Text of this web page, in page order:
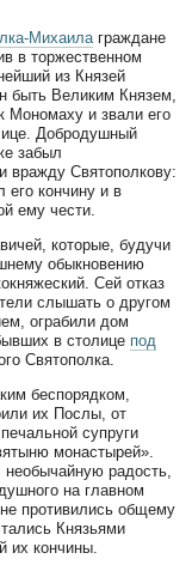
Михаила граждане
в торжественном
из Князей
быть Великим Князем,
Мономаху и звали его
Добродушный
забыл
вражду Святополкову:
его кончину и в
ему чести.
которые, будучи
обыкновению
Сей отказ
слышать о другом
ограбили дом
в столице под
Святополка.
беспорядком,
их Послы, от
супруги
монастырей».
радость,
на главном
противились общему
Князьями
их кончины.